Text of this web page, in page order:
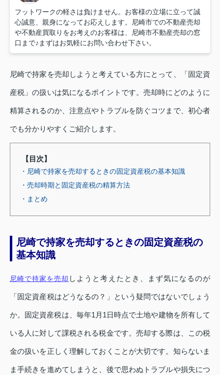
フットワークの軽さは負けません。お客様の立場に立って誠
心誠意、親身になってお応えします。尼崎市での不動産売却
や不動産買取りをお考えのお客様は、尼崎市不動産売却の窓
口まで♪まずはお気軽にお問い合わせ下さい。
尼崎で持家を売却しようと考えている方にとって、「固定資
産税」の扱いは気になるポイントです。売却時にどのように
精算されるのか、注意点やトラブルを防ぐコツまで、初心者
でも分かりやすくご紹介します。
【目次】
・尼崎で持家を売却するときの固定資産税の基本知識
・売却時期と固定資産税の精算方法
・まとめ
尼崎で持家を売却するときの固定資産税の
基本知識
尼崎で持家を売却 しようと考えたとき、まず気になるのが
「固定資産税はどうなるの？」という疑問ではないでしょう
か。固定資産税は、毎年1月1日時点で土地や建物を所有して
いる人に対して課税される税金です。売却する際は、この税
金の扱いを正しく理解しておくことが大切です。知らないま
ま手続きを進めてしまうと、後で思わぬトラブルや損失につ